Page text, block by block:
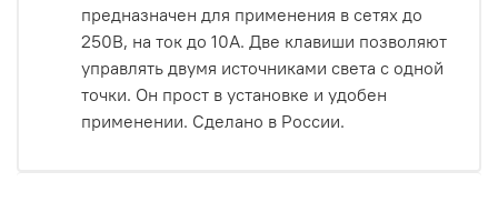
предназначен для применения в сетях до
250В, на ток до 10А. Две клавиши позволяют
управлять двумя источниками света с одной
точки. Он прост в установке и удобен
применении. Сделано в России.